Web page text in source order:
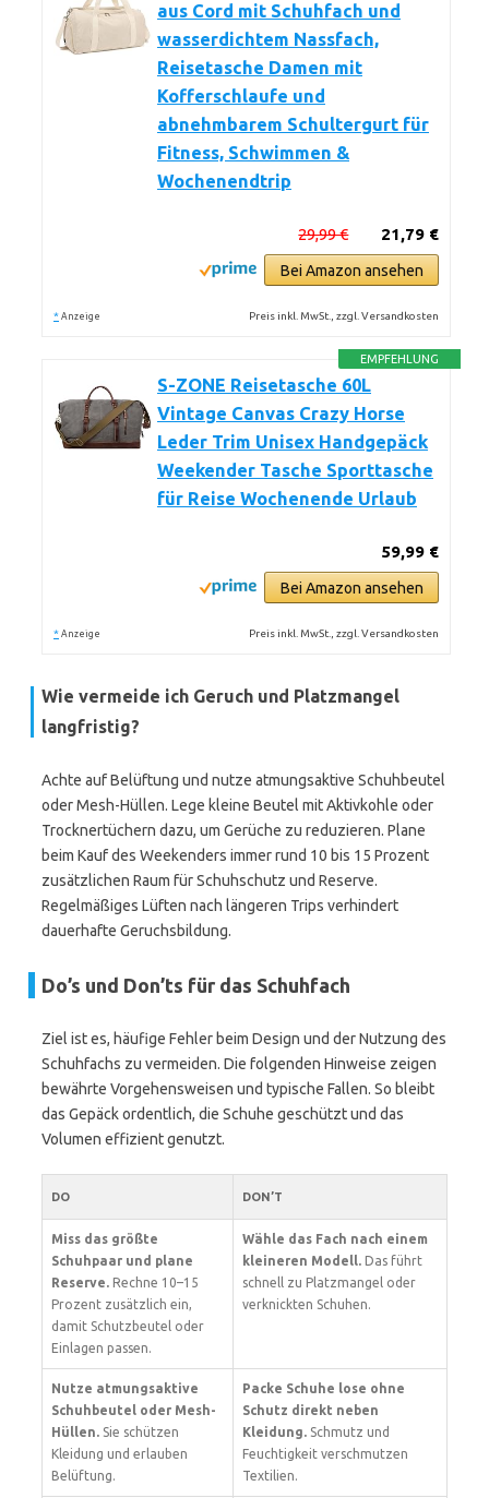
aus Cord mit Schuhfach und
wasserdichtem Nassfach,
Reisetasche Damen mit
Kofferschlaufe und
abnehmbarem Schultergurt für
Fitness, Schwimmen &
Wochenendtrip
21,79 €
29,99 €
Bei Amazon ansehen
* Anzeige Preis inkl. MwSt., zzgl. Versandkosten
EMPFEHLUNG
S-ZONE Reisetasche 60L
Vintage Canvas Crazy Horse
Leder Trim Unisex Handgepäck
Weekender Tasche Sporttasche
für Reise Wochenende Urlaub
59,99 €
Bei Amazon ansehen
* Anzeige Preis inkl. MwSt., zzgl. Versandkosten
Wie vermeide ich Geruch und Platzmangel
langfristig?
Achte auf Belüftung und nutze atmungsaktive Schuhbeutel
oder Mesh-Hüllen. Lege kleine Beutel mit Aktivkohle oder
Trocknertüchern dazu, um Gerüche zu reduzieren. Plane
beim Kauf des Weekenders immer rund 10 bis 15 Prozent
zusätzlichen Raum für Schuhschutz und Reserve.
Regelmäßiges Lüften nach längeren Trips verhindert
dauerhafte Geruchsbildung.
Do’s und Don’ts für das Schuhfach
Ziel ist es, häufige Fehler beim Design und der Nutzung des
Schuhfachs zu vermeiden. Die folgenden Hinweise zeigen
bewährte Vorgehensweisen und typische Fallen. So bleibt
das Gepäck ordentlich, die Schuhe geschützt und das
Volumen effizient genutzt.
DO DON’T
Miss das größte
Schuhpaar und plane
Reserve. Rechne 10–15
Prozent zusätzlich ein,
damit Schutzbeutel oder
Einlagen passen.
Wähle das Fach nach einem
kleineren Modell. Das führt
schnell zu Platzmangel oder
verknickten Schuhen.
Nutze atmungsaktive
Schuhbeutel oder Mesh-
Hüllen. Sie schützen
Kleidung und erlauben
Belüftung.
Packe Schuhe lose ohne
Schutz direkt neben
Kleidung. Schmutz und
Feuchtigkeit verschmutzen
Textilien.